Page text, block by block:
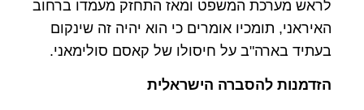
לראש מערכת המשפט ומאז התחזק מעמדו ברחוב
האיראני, תומכיו אומרים כי הוא יהיה זה שינקום
בעתיד בארה"ב על חיסולו של קאסם סולימאני.
הזדמנות להסברה הישראלית